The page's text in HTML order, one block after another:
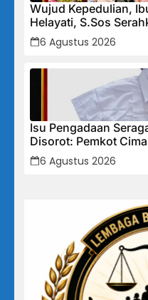
Wujud Kepedulian,
Helayati, S.Sos
Terdampak Bencana
6 Agustus 2026
Isu Pengadaan
Disorot: Pemkot
Lakukan Pembinaan
Secara Menyeluruh
6 Agustus 2026